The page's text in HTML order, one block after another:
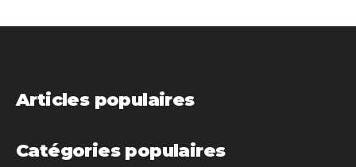
Articles populaires
Catégories populaires